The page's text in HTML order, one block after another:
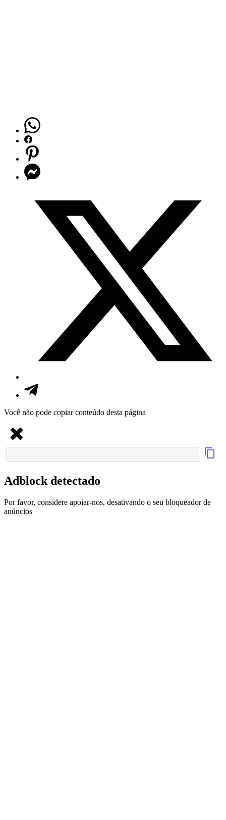
Você não pode copiar conteúdo desta página
Adblock detectado
Por favor, considere apoiar-nos, desativando o seu bloqueador de
anúncios